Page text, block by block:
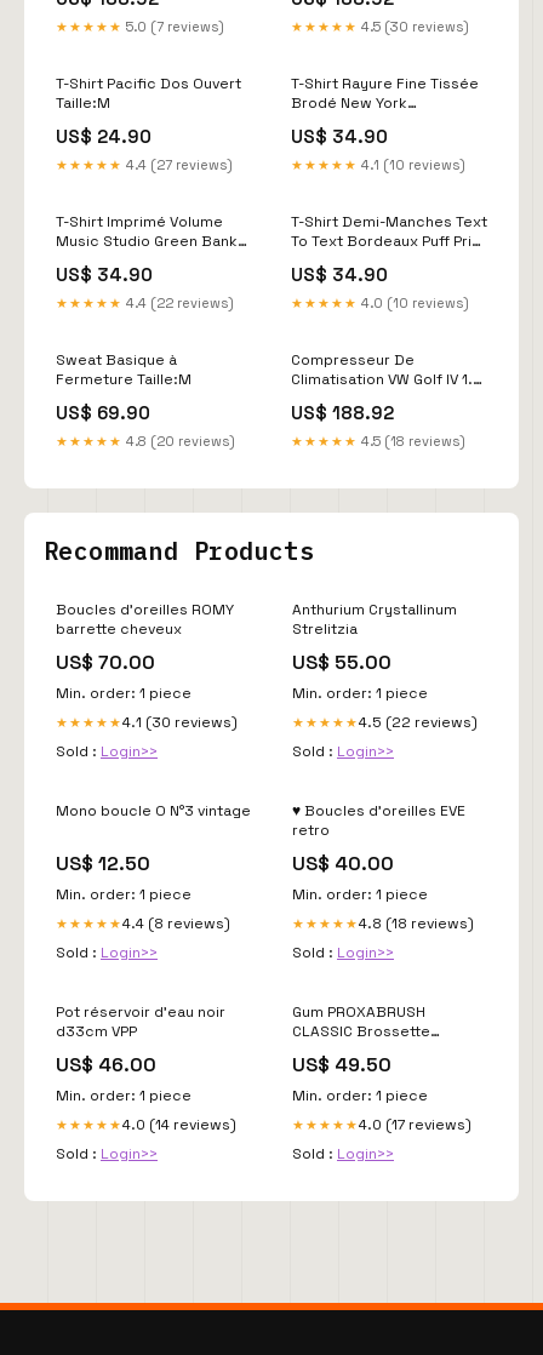
850961N Jaguar
★★★★★ 5.0 (7 reviews)
850961N, Qualité Premium
★★★★★ 4.5 (30 reviews)
T-Shirt Pacific Dos Ouvert
Taille:M
US$ 24.90
★★★★★ 4.4 (27 reviews)
T-Shirt Rayure Fine Tissée
Brodé New York
US$ 34.90
★★★★★ 4.1 (10 reviews)
T-Shirt Imprimé Volume
Music Studio Green Bank
US$ 34.90
★★★★★ 4.4 (22 reviews)
T-Shirt Demi-Manches Text
To Text Bordeaux Puff Print
US$ 34.90
★★★★★ 4.0 (10 reviews)
Sweat Basique à
Fermeture Taille:M
US$ 69.90
★★★★★ 4.8 (20 reviews)
Compresseur De
Climatisation VW Golf IV 1.9
Qualité Premium Hyundai
US$ 188.92
★★★★★ 4.5 (18 reviews)
Recommand Products
Boucles d'oreilles ROMY
barrette cheveux
US$ 70.00
Min. order: 1 piece
★★★★★4.1 (30 reviews)
Sold : Login>>
Anthurium Crystallinum
Strelitzia
US$ 55.00
Min. order: 1 piece
★★★★★4.5 (22 reviews)
Sold : Login>>
Mono boucle O N°3 vintage
US$ 12.50
Min. order: 1 piece
★★★★★4.4 (8 reviews)
Sold : Login>>
♥ Boucles d'oreilles EVE
retro
US$ 40.00
Min. order: 1 piece
★★★★★4.8 (18 reviews)
Sold : Login>>
Pot réservoir d'eau noir
d33cm VPP
US$ 46.00
Min. order: 1 piece
★★★★★4.0 (14 reviews)
Sold : Login>>
Gum PROXABRUSH
CLASSIC Brossette
SHOMPOING
US$ 49.50
Min. order: 1 piece
★★★★★4.0 (17 reviews)
Sold : Login>>